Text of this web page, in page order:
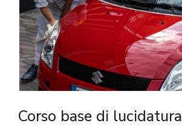
Corso base di lucidatura